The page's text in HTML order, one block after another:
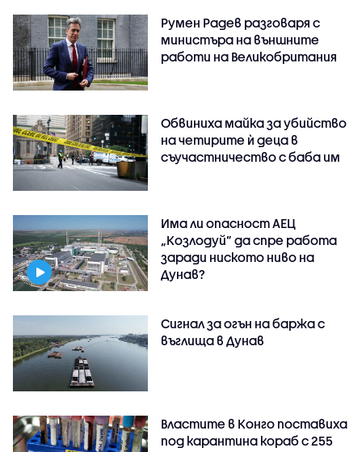
Румен Радев разговаря с
министъра на външните
работи на Великобритания
Обвиниха майка за убийство
на четирите ѝ деца в
съучастничество с баба им
Има ли опасност АЕЦ
„Козлодуй” да спре работа
заради ниското ниво на
Дунав?
Сигнал за огън на баржа с
въглища в Дунав
Властите в Конго поставиха
под карантина кораб с 255